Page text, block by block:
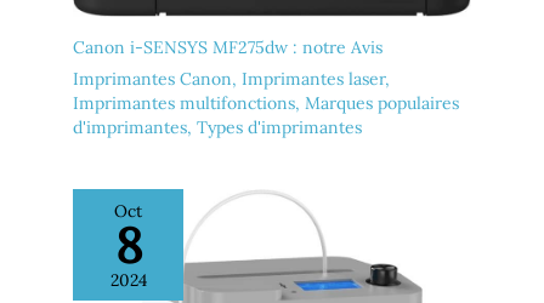
Canon i-SENSYS MF275dw : notre Avis
Imprimantes Canon, Imprimantes laser,
Imprimantes multifonctions, Marques populaires
d'imprimantes, Types d'imprimantes
Oct
8
2024